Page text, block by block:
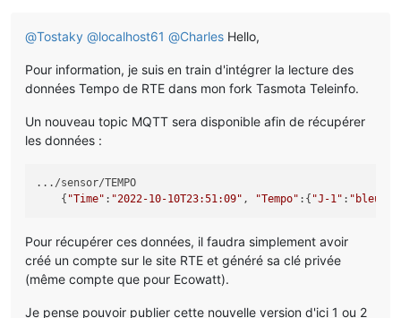
@Tostaky @localhost61 @Charles Hello,
Pour information, je suis en train d'intégrer la lecture des
données Tempo de RTE dans mon fork Tasmota Teleinfo.
Un nouveau topic MQTT sera disponible afin de récupérer
les données :
.../sensor/TEMPO
    {
"Time" : "2022-10-10T23:51:09" , "Tempo" :{ "J-1" : "bleu"
Pour récupérer ces données, il faudra simplement avoir
créé un compte sur le site RTE et généré sa clé privée
(même compte que pour Ecowatt).
Je pense pouvoir publier cette nouvelle version d'ici 1 ou 2